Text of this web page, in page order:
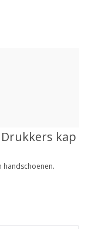
kap